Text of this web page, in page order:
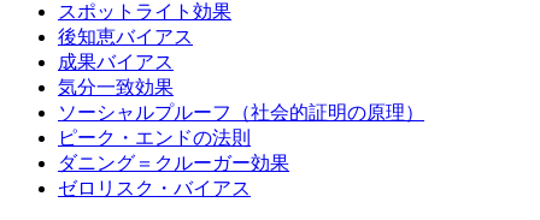
スポットライト効果
後知恵バイアス
成果バイアス
気分一致効果
ソーシャルプルーフ（社会的証明の原理）
ピーク・エンドの法則
ダニング＝クルーガー効果
ゼロリスク・バイアス